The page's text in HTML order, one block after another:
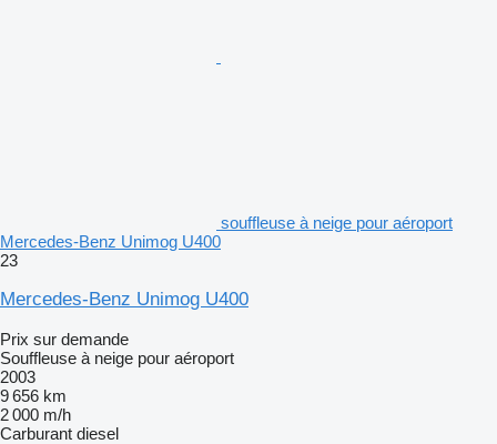
souffleuse à neige pour aéroport
Mercedes-Benz Unimog U400
23
Mercedes-Benz Unimog U400
Prix sur demande
Souffleuse à neige pour aéroport
2003
9 656 km
2 000 m/h
Carburant diesel